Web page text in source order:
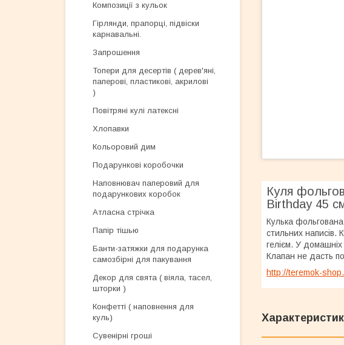
Куля
Birthday 45
Кулька
стильних написів.
гелієм. У
Клапан не дасть
http://teremok-
Композиції з кульок
Гірлянди, прапорці, підвіски
карнавальні.
Запрошення
Топери для десертів ( дерев'яні,
паперові, пластикові, акрилові
)
Повітряні кулі латексні
Хлопавки
Кольоровий дим
Подарункові коробочки
Наповнювач паперовий для
подарункових коробок
Атласна стрічка
Папір тішью
Банти-затяжки для подарунка
самозбірні для пакування
Декор для свята ( віяла, тасел,
шторки )
Конфетті ( наповнення для
куль)
Сувенірні гроші